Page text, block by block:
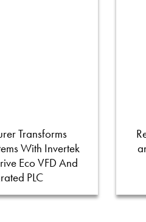
Transforms
With Invertek
Eco VFD And
PLC